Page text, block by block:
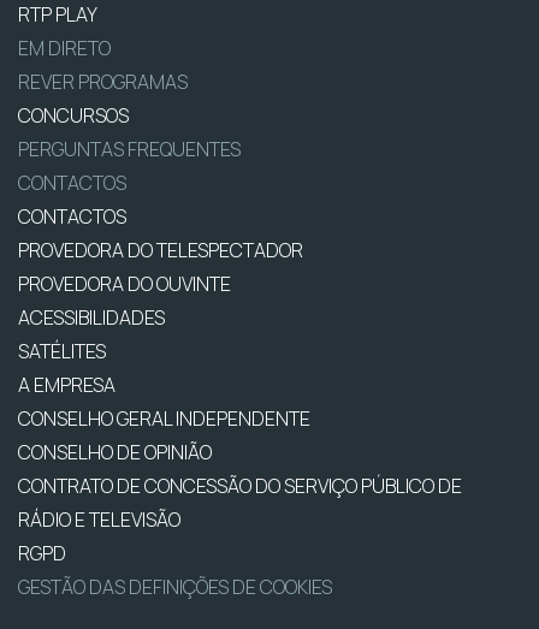
RTP PLAY
EM DIRETO
REVER PROGRAMAS
CONCURSOS
PERGUNTAS FREQUENTES
CONTACTOS
CONTACTOS
PROVEDORA DO TELESPECTADOR
PROVEDORA DO OUVINTE
ACESSIBILIDADES
SATÉLITES
A EMPRESA
CONSELHO GERAL INDEPENDENTE
CONSELHO DE OPINIÃO
CONTRATO DE CONCESSÃO DO SERVIÇO PÚBLICO DE
RÁDIO E TELEVISÃO
RGPD
GESTÃO DAS DEFINIÇÕES DE COOKIES